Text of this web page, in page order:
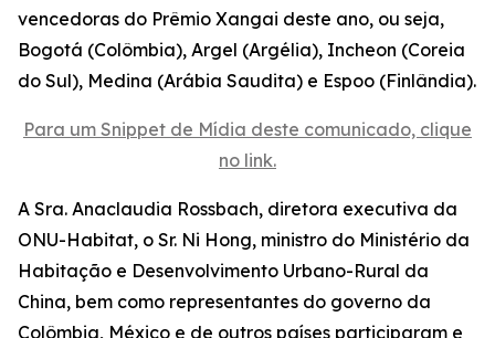
vencedoras do Prêmio Xangai deste ano, ou seja,
Bogotá (Colômbia), Argel (Argélia), Incheon (Coreia
do Sul), Medina (Arábia Saudita) e Espoo (Finlândia).
Para um Snippet de Mídia deste comunicado, clique
no link.
A Sra. Anaclaudia Rossbach, diretora executiva da
ONU-Habitat, o Sr. Ni Hong, ministro do Ministério da
Habitação e Desenvolvimento Urbano-Rural da
China, bem como representantes do governo da
Colômbia, México e de outros países participaram e